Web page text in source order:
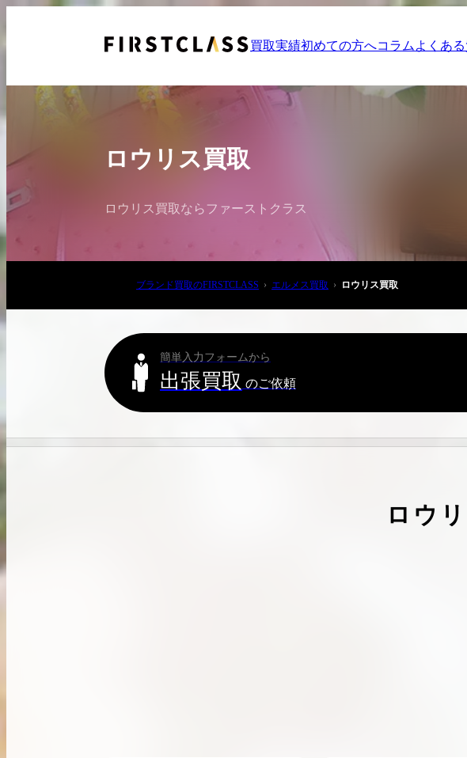
買取実績初めての方へコラム よくあ
03-6908-5890
出張買取の
ロウリス買取
ロウリス買取ならファーストクラス
ブランド買取のFIRSTCLASS エルメス買取 ロウリス買取
簡単入力フォームから
出張買取 のご依頼
ロウ